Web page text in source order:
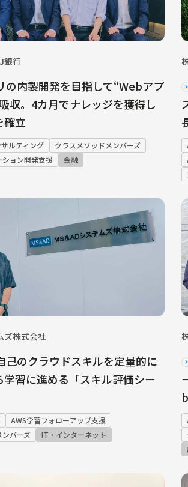
銀行
の内製開発を目指して“Webアプ
収。4カ月でナレッジを獲得し
確立
ルティング
クラスメソッドメンバーズ
ョン開発支援
金融
ズ株式会社
己のクラウドスキルを定量的に
習に進める「スキル評価シー
AWS学習フォローアップ支援
バーズ
IT・インターネット